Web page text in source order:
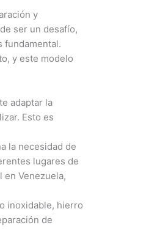
y
ser un desafío,
fundamental.
y este modelo
adaptar la
Esto es
la necesidad de
lugares de
Venezuela,
inoxidable, hierro
de